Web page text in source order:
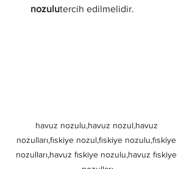
nozulutercih edilmelidir.
havuz nozulu,havuz nozul,havuz
nozulları,fıskiye nozul,fıskiye nozulu,fıskiye
nozulları,havuz fıskiye nozulu,havuz fıskiye